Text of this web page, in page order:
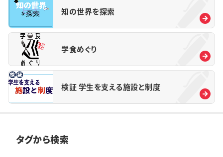
知の世界を探索
学食めぐり
検証 学生を支える施設と制度
タグから検索